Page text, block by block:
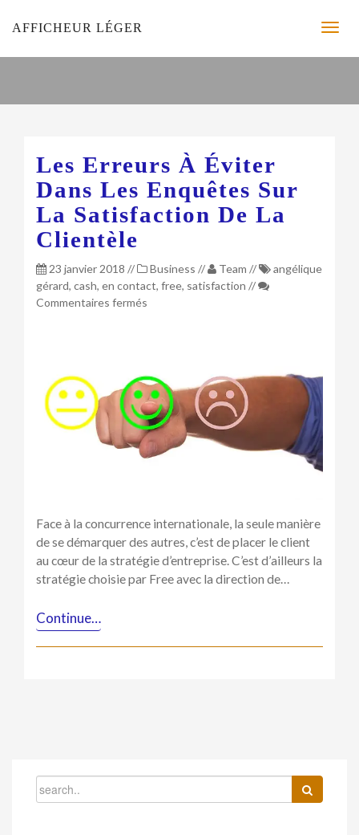
AFFICHEUR LÉGER
Les Erreurs À Éviter
Dans Les Enquêtes Sur
La Satisfaction De La
Clientèle
23 janvier 2018 // Business // Team //
angélique
gérard, cash, en contact, free, satisfaction //
Commentaires fermés
dans
les
enquêtes
sur
la
clientèle
Face à la concurrence internationale, la seule manière
de se démarquer des autres, c’est de placer le client
au cœur de la stratégie d’entreprise. C’est d’ailleurs la
stratégie choisie par Free avec la direction de…
Continue…